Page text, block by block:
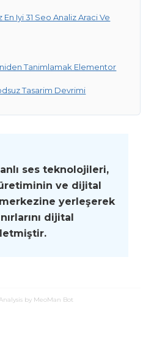
Iyi 31 Seo Analiz Araci Ve
Tanimlamak Elementor
Tasarim Devrimi
ses teknolojileri,
ve dijital
yerleşerek
dijital
by MeoMan Bot